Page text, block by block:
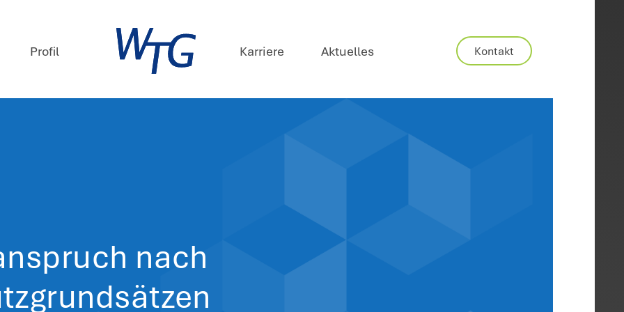
Profil Karriere